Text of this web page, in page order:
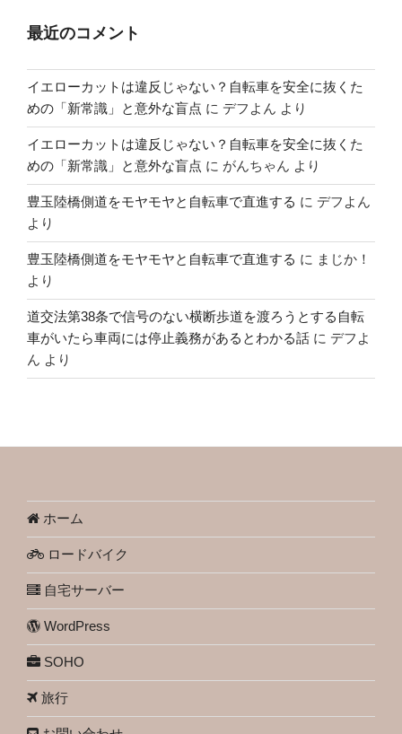
最近のコメント
イエローカットは違反じゃない？自転車を安全に抜くた
めの「新常識」と意外な盲点 に デフよん より
イエローカットは違反じゃない？自転車を安全に抜くた
めの「新常識」と意外な盲点 に がんちゃん より
豊玉陸橋側道をモヤモヤと自転車で直進する に デフよん
より
豊玉陸橋側道をモヤモヤと自転車で直進する に まじか！
より
道交法第38条で信号のない横断歩道を渡ろうとする自転
車がいたら車両には停止義務があるとわかる話 に デフよ
ん より
ホーム
ロードバイク
自宅サーバー
WordPress
SOHO
旅行